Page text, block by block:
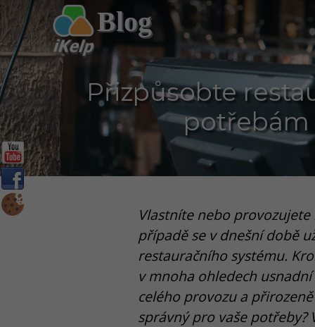
Blog
Přizpůsobte
potřebám
Vlastníte nebo
případě se v dnešní době
restauračního systému.
v mnoha ohledech
celého provozu a
správný pro vaše